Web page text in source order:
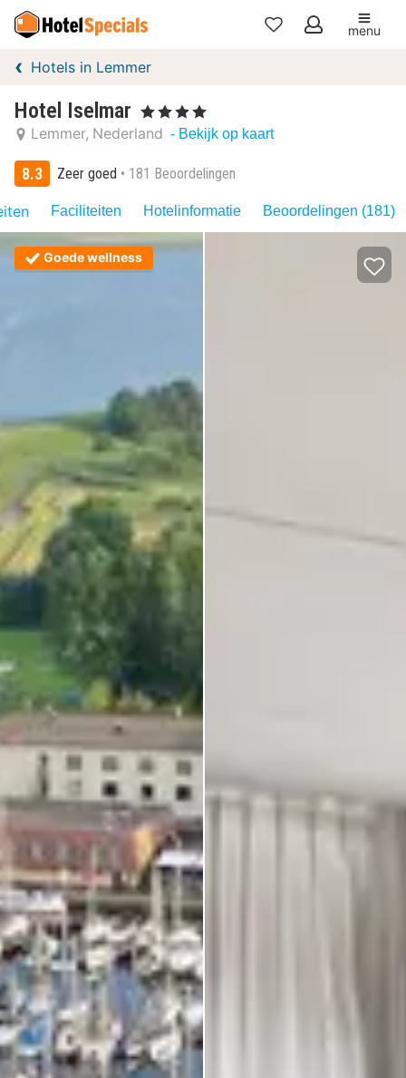
Mijn
menu
Hotels in Lemmer
Hotel Iselmar , 4 Sterren
Lemmer Nederland - Bekijk op kaart
8.3 Zeer goed 181 Beoordelingen
Faciliteiten Hotelinformatie Beoordelingen (181)
Goede wellness